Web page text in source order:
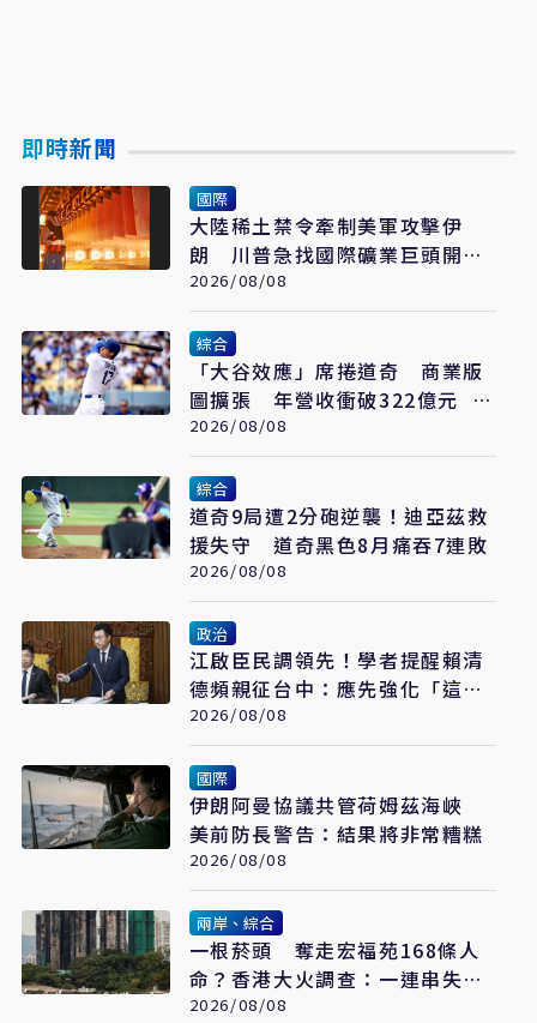
即時新聞
國際
大陸稀土禁令牽制美軍攻擊伊
朗 川普急找國際礦業巨頭開會
反制
2026/08/08
綜合
「大谷效應」席捲道奇 商業版
圖擴張 年營收衝破322億元 只
是起點
2026/08/08
綜合
道奇9局遭2分砲逆襲！迪亞茲救
援失守 道奇黑色8月痛吞7連敗
2026/08/08
政治
江啟臣民調領先！學者提醒賴清
德頻親征台中：應先強化「這部
分」
2026/08/08
國際
伊朗阿曼協議共管荷姆茲海峽
美前防長警告：結果將非常糟糕
2026/08/08
兩岸、綜合
一根菸頭 奪走宏福苑168條人
命？香港大火調查：一連串失守
的防線
2026/08/08